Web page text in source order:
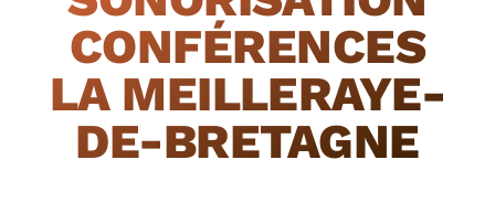
CONFÉRENCES
LA MEILLERAYE-
DE-BRETAGNE